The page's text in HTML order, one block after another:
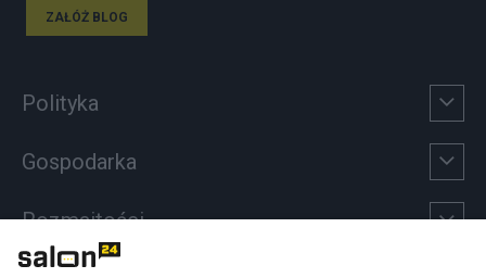
ZAŁÓŻ BLOG
Polityka
Gospodarka
Rozmaitości